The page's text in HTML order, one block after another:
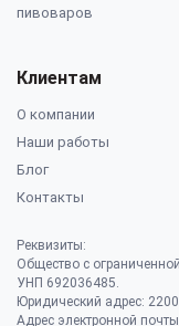
пивоваров
Клиентам
О компании
Наши работы
Блог
Контакты
Реквизиты:
Общество с
УНП 692036485​.
Юридический адрес:
Адрес электронной